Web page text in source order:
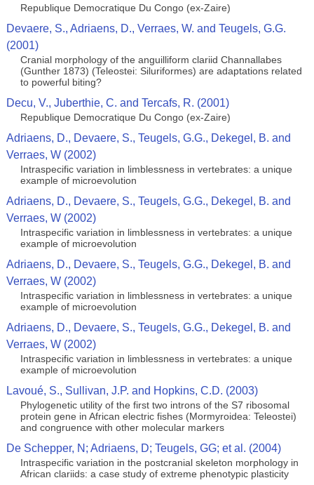
Republique Democratique Du Congo (ex-Zaire)
Devaere, S., Adriaens, D., Verraes, W. and Teugels, G.G.
(2001)
Cranial morphology of the anguilliform clariid Channallabes
(Gunther 1873) (Teleostei: Siluriformes) are adaptations related
to powerful biting?
Decu, V., Juberthie, C. and Tercafs, R. (2001)
Republique Democratique Du Congo (ex-Zaire)
Adriaens, D., Devaere, S., Teugels, G.G., Dekegel, B. and
Verraes, W (2002)
Intraspecific variation in limblessness in vertebrates: a unique
example of microevolution
Adriaens, D., Devaere, S., Teugels, G.G., Dekegel, B. and
Verraes, W (2002)
Intraspecific variation in limblessness in vertebrates: a unique
example of microevolution
Adriaens, D., Devaere, S., Teugels, G.G., Dekegel, B. and
Verraes, W (2002)
Intraspecific variation in limblessness in vertebrates: a unique
example of microevolution
Adriaens, D., Devaere, S., Teugels, G.G., Dekegel, B. and
Verraes, W (2002)
Intraspecific variation in limblessness in vertebrates: a unique
example of microevolution
Lavoué, S., Sullivan, J.P. and Hopkins, C.D. (2003)
Phylogenetic utility of the first two introns of the S7 ribosomal
protein gene in African electric fishes (Mormyroidea: Teleostei)
and congruence with other molecular markers
De Schepper, N; Adriaens, D; Teugels, GG; et al. (2004)
Intraspecific variation in the postcranial skeleton morphology in
African clariids: a case study of extreme phenotypic plasticity